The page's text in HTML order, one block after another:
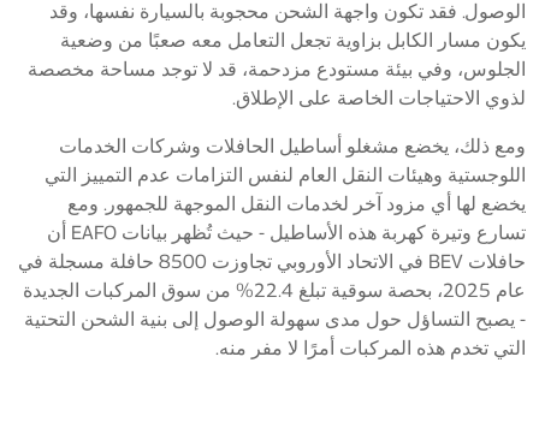
الوصول. فقد تكون واجهة الشحن محجوبة بالسيارة نفسها، وقد
يكون مسار الكابل بزاوية تجعل التعامل معه صعبًا من وضعية
الجلوس، وفي بيئة مستودع مزدحمة، قد لا توجد مساحة مخصصة
لذوي الاحتياجات الخاصة على الإطلاق.
ومع ذلك، يخضع مشغلو أساطيل الحافلات وشركات الخدمات
اللوجستية وهيئات النقل العام لنفس التزامات عدم التمييز التي
يخضع لها أي مزود آخر لخدمات النقل الموجهة للجمهور. ومع
تسارع وتيرة كهربة هذه الأساطيل - حيث تُظهر بيانات EAFO أن
حافلات BEV في الاتحاد الأوروبي تجاوزت 8500 حافلة مسجلة في
عام 2025، بحصة سوقية تبلغ 22.4% من سوق المركبات الجديدة
- يصبح التساؤل حول مدى سهولة الوصول إلى بنية الشحن التحتية
التي تخدم هذه المركبات أمرًا لا مفر منه.